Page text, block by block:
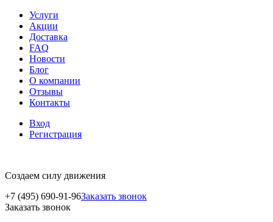
Услуги
Акции
Доставка
FAQ
Новости
Блог
О компании
Отзывы
Контакты
Вход
Регистрация
Создаем силу движения
+7 (495) 690-91-96Заказать звонок
Заказать звонок